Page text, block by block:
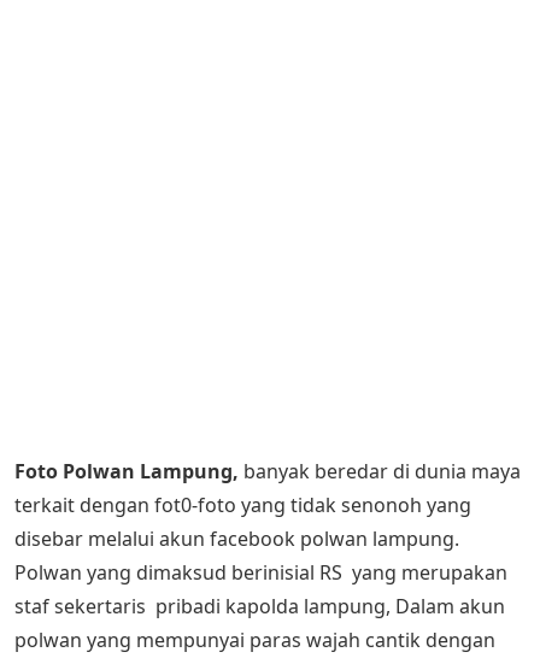
Foto Polwan Lampung, banyak beredar di dunia maya
terkait dengan fot0-foto yang tidak senonoh yang
disebar melalui akun facebook polwan lampung.
Polwan yang dimaksud berinisial RS yang merupakan
staf sekertaris pribadi kapolda lampung, Dalam akun
polwan yang mempunyai paras wajah cantik dengan